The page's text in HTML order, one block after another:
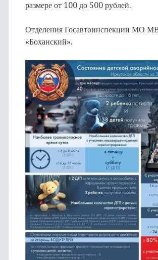
размере от 100 до 500 рублей.
Отделения Госавтоинспекции МО
«Боханский».